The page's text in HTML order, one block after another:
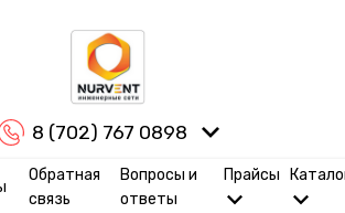
8 (702) 767 0898
Обратная
связь
Вопросы и
ответы
Прайсы